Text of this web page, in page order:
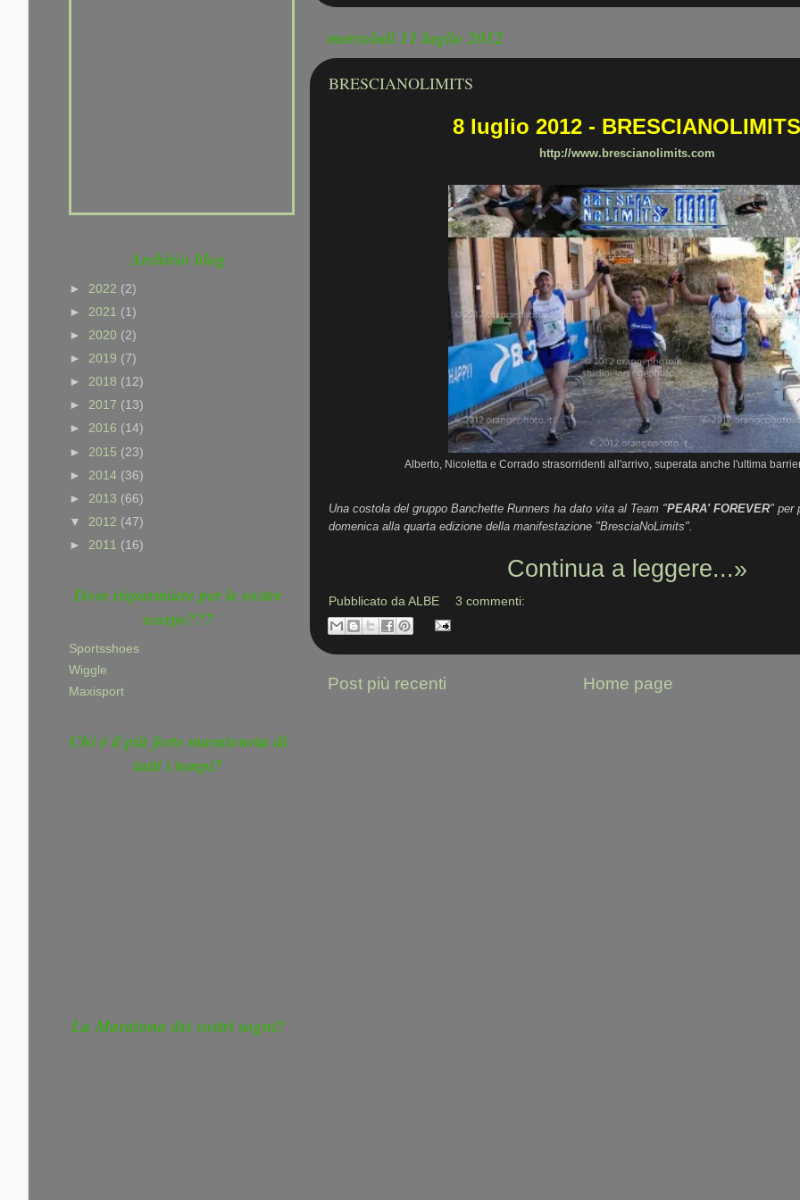
mercoledì 11 luglio 2012
BRESCIANOLIMITS
8 luglio 2012 - BRESCIANOLIMITS
http://www.brescianolimits.com
Alberto, Nicoletta e Corrado strasorridenti all'arrivo, superata anche l'ultima
Una costola del gruppo Banchette Runners ha dato vita al Team "PEARA' FOREVER" per
domenica alla quarta edizione della manifestazione "BresciaNoLimits".
Continua a leggere...»
Pubblicato da ALBE 3 commenti:
Post più recenti Home page
Archivio blog
► 2022 (2)
► 2021 (1)
► 2020 (2)
► 2019 (7)
► 2018 (12)
► 2017 (13)
► 2016 (14)
► 2015 (23)
► 2014 (36)
► 2013 (66)
▼ 2012 (47)
► 2011 (16)
Dove risparmiare per le vostre
scarpe???
Sportsshoes
Wiggle
Maxisport
Chi è il più forte maratoneta di
tutti i tempi?
La Maratona dei vostri sogni?